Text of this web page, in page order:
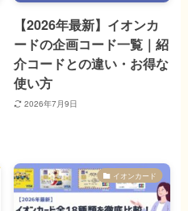
【2026年最新】イオンカ
ードの企画コード一覧｜紹
介コードとの違い・お得な
使い方
2026年7月9日
イオンカード